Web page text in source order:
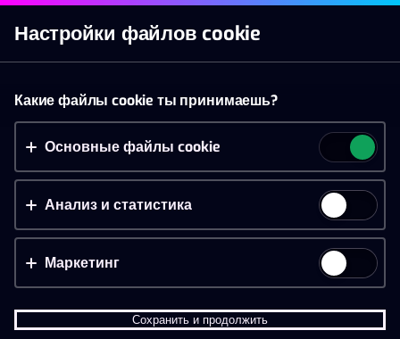
Принять файлы cookie?
На этом веб-сайте используются 3 различных типа
файлов cookie: основные, отслеживающие и
Принять всё
Настройки и информация
Настройки файлов cookie
Какие файлы cookie ты принимаешь?
Основные файлы cookie
Анализ и статистика
Маркетинг
Сохранить и продолжить